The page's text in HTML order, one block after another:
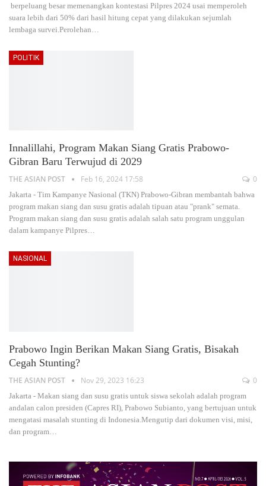
berpeluang besar memenangkan kontestasi Pilpres 2024 usai memperoleh
suara lebih dari 50% dari hasil hitung cepat yang dilakukan sejumlah
lembaga survei.Perolehan
POLITIK
Innalillahi, Program Makan Siang Gratis Prabowo-
Gibran Baru Terwujud di 2029
THE ASIAN POST Feb 16, 2024 17:58 0
Jakarta - Tim Kampanye Nasional (TKN) Prabowo-Gibran membantah bahwa
program makan siang dan susu gratis adalah tipuan atau "prank" semata.
Program makan siang dan susu gratis adalah salah satu program unggulan
dalam kampanye Pilpres…
NASIONAL
Prabowo Ingin Berikan Makan Siang Gratis, Bisakah
Cegah Stunting?
THE ASIAN POST Nov 29, 2023 16:23 0
Jakarta - Makan siang dan susu gratis untuk siswa sekolah adalah program
andalan calon presiden (Capres RI), Prabowo Subianto, yang bertujuan untuk
mengatasi masalah stunting di Indonesia.Mengutip dari dokumen visi, misi,
dan program